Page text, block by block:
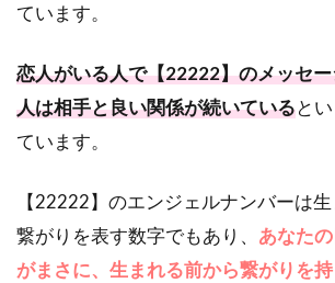
ています。
恋人がいる人で【22222】のメッセ
人は相手と良い関係が続いていると
ています。
【22222】のエンジェルナンバーは
繋がりを表す数字でもあり、 あなた
がまさに、生まれる前から繋がりを